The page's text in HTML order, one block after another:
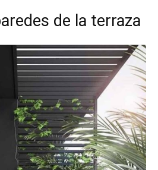
de la terraza